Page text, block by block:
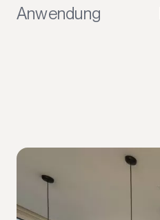
Anwendung